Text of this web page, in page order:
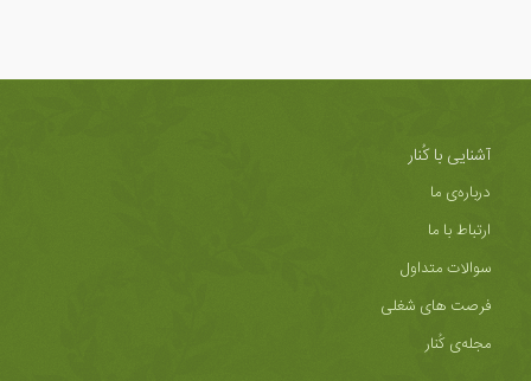
آشنایی با کُنار
درباره‌ی ما
ارتباط با ما
سوالات متداول
فرصت های شغلی
مجله‌ی کُنار